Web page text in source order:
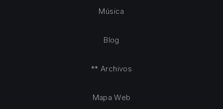
Música
Blog
** Archivos
Mapa Web